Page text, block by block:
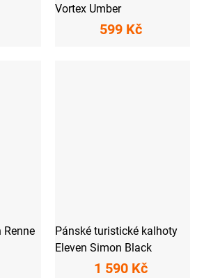
Vortex Umber
599 Kč
Renne
Pánské turistické kalhoty
Eleven Simon Black
1 590 Kč